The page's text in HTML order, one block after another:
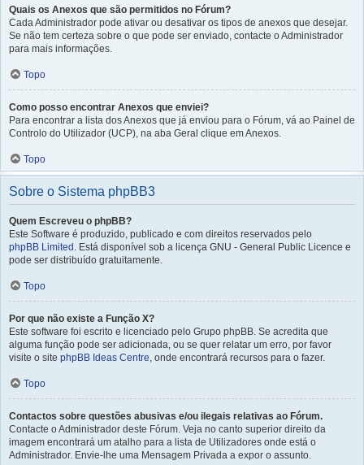
Quais os Anexos que são permitidos no Fórum?
Cada Administrador pode ativar ou desativar os tipos de anexos que desejar.
Se não tem certeza sobre o que pode ser enviado, contacte o Administrador
para mais informações.
Topo
Como posso encontrar Anexos que enviei?
Para encontrar a lista dos Anexos que já enviou para o Fórum, vá ao Painel de
Controlo do Utilizador (UCP), na aba Geral clique em Anexos.
Topo
Sobre o Sistema phpBB3
Quem Escreveu o phpBB?
Este Software é produzido, publicado e com direitos reservados pelo
phpBB Limited . Está disponível sob a licença GNU - General Public Licence e
pode ser distribuído gratuitamente.
Topo
Por que não existe a Função X?
Este software foi escrito e licenciado pelo Grupo phpBB. Se acredita que
alguma função pode ser adicionada, ou se quer relatar um erro, por favor
visite o site phpBB Ideas Centre, onde encontrará recursos para o fazer.
Topo
Contactos sobre questões abusivas e/ou ilegais relativas ao Fórum.
Contacte o Administrador deste Fórum. Veja no canto superior direito da
imagem encontrará um atalho para a lista de Utilizadores onde está o
Administrador. Envie-lhe uma Mensagem Privada a expor o assunto.